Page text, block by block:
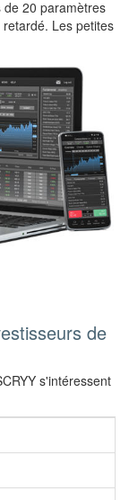
de 20 paramètres
Les petites
de
s'intéressent